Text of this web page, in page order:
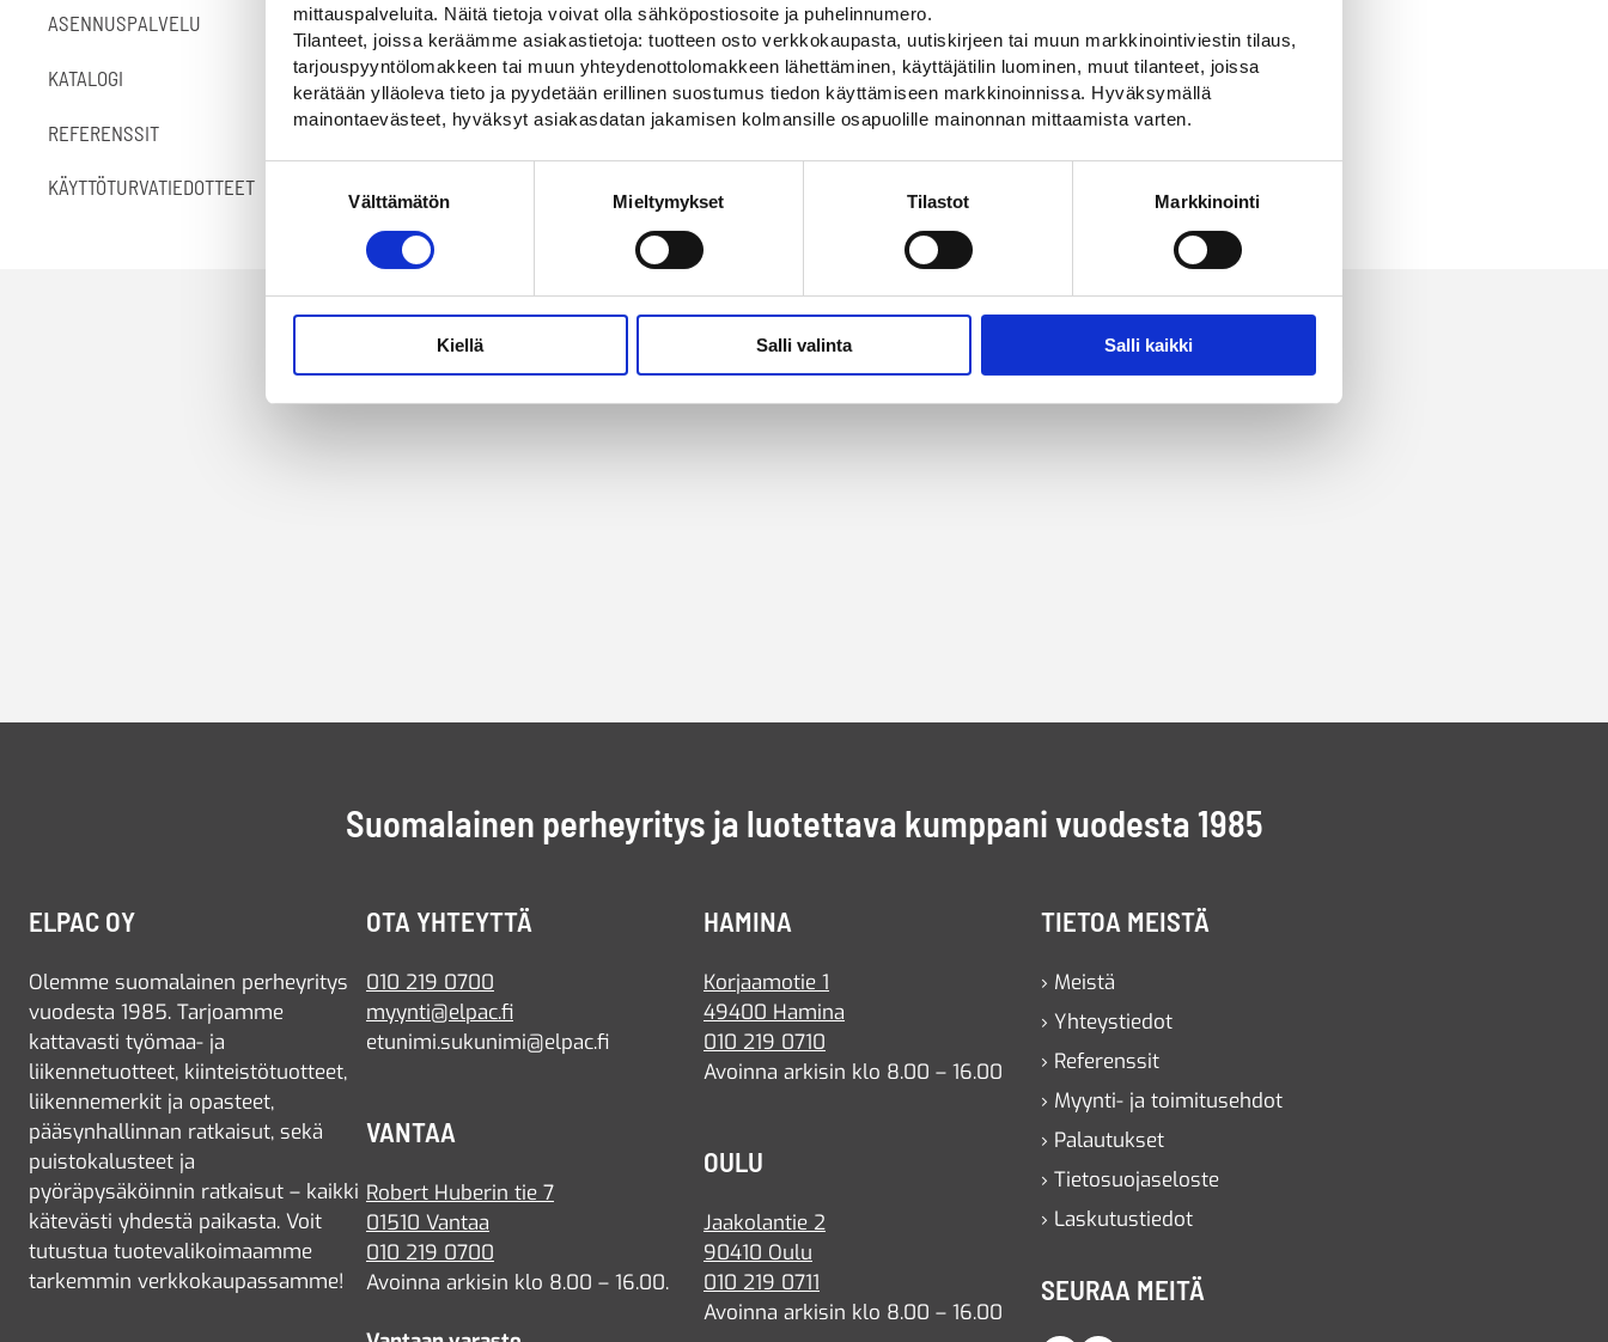
mittauspalveluita. Näitä tietoja voivat olla sähköpostiosoite ja puhelinnumero.
Tilanteet, joissa keräämme asiakastietoja: tuotteen osto verkkokaupasta, uutiskirjeen tai muun markkinointiviestin tilaus,
tarjouspyyntölomakkeen tai muun yhteydenottolomakkeen lähettäminen, käyttäjätilin luominen, muut tilanteet, joissa
kerätään ylläoleva tieto ja pyydetään erillinen suostumus tiedon käyttämiseen markkinoinnissa. Hyväksymällä
mainontaevästeet, hyväksyt asiakasdatan jakamisen kolmansille osapuolille mainonnan mittaamista varten.
Välttämätön Mieltymykset Tilastot Markkinointi
Kiellä Salli valinta Salli kaikki
ASENNUSPALVELU
KATALOGI
REFERENSSIT
KÄYTTÖTURVATIEDOTTEET
Alan parhaat merkit
Suomalainen perheyritys ja luotettava kumppani vuodesta 1985
ELPAC OY
Olemme suomalainen perheyritys
vuodesta 1985. Tarjoamme
kattavasti työmaa- ja
liikennetuotteet, kiinteistötuotteet,
liikennemerkit ja opasteet,
pääsynhallinnan ratkaisut, sekä
puistokalusteet ja
pyöräpysäköinnin ratkaisut – kaikki
kätevästi yhdestä paikasta. Voit
tutustua tuotevalikoimaamme
tarkemmin verkkokaupassamme!
OTA YHTEYTTÄ
010 219 0700
myynti@elpac.fi
etunimi.sukunimi@elpac.fi
VANTAA
Robert Huberin tie 7
01510 Vantaa
010 219 0700
Avoinna arkisin klo 8.00 – 16.00.
HAMINA
Korjaamotie 1
49400 Hamina
010 219 0710
Avoinna arkisin klo 8.00 – 16.00
OULU
Jaakolantie 2
90410 Oulu
010 219 0711
Avoinna arkisin klo 8.00 – 16.00
TIETOA MEISTÄ
› Meistä
› Yhteystiedot
› Referenssit
› Myynti- ja toimitusehdot
› Palautukset
› Tietosuojaseloste
› Laskutustiedot
SEURAA MEITÄ